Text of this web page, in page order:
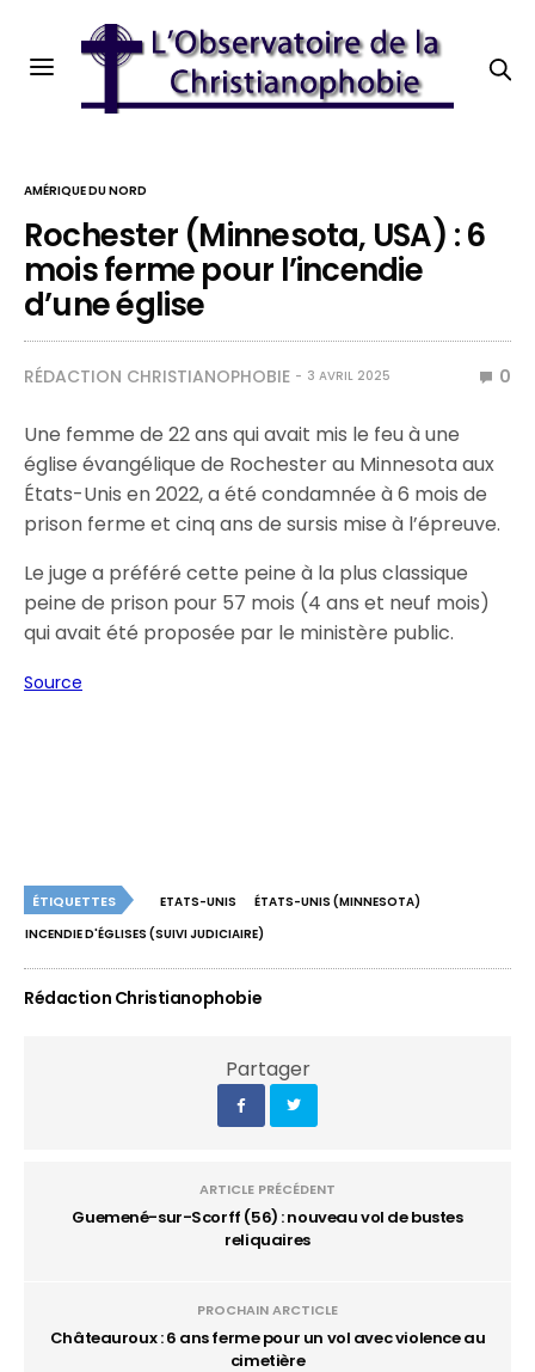
AMÉRIQUE DU NORD
Rochester (Minnesota, USA) : 6
mois ferme pour l’incendie
d’une église
RÉDACTION CHRISTIANOPHOBIE 3 AVRIL 2025 0
Une femme de 22 ans qui avait mis le feu à une
église évangélique de Rochester au Minnesota aux
États-Unis en 2022, a été condamnée à 6 mois de
prison ferme et cinq ans de sursis mise à l’épreuve.
Le juge a préféré cette peine à la plus classique
peine de prison pour 57 mois (4 ans et neuf mois)
qui avait été proposée par le ministère public.
Source
ÉTIQUETTES ETATS-UNIS
ÉTATS-UNIS (MINNESOTA)
INCENDIE D'ÉGLISES (SUIVI JUDICIAIRE)
Rédaction Christianophobie
Partager
ARTICLE PRÉCÉDENT
Guemené-sur-Scorff (56) : nouveau vol de bustes
reliquaires
PROCHAIN ARCTICLE
Châteauroux : 6 ans ferme pour un vol avec violence au
cimetière